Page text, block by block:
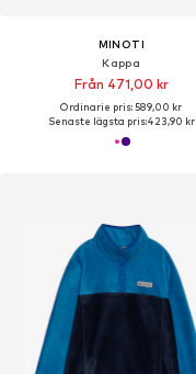
MINOTI
Kappa
Från 471,00 kr
Ordinarie pris: 589,00 kr
Senaste lägsta pris:423,90 kr